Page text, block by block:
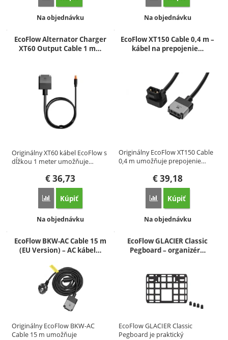
Dostupnosť:
Na objednávku Dostupnosť:
Na objednávku
EcoFlow Alternator Charger
XT60 Output Cable 1 m…
Originálny XT60 kábel EcoFlow s
dĺžkou 1 meter umožňuje…
€36,73
Porovnať
Kúpiť
Dostupnosť:
Na objednávku
EcoFlow XT150 Cable 0,4 m –
kábel na prepojenie…
Originálny EcoFlow XT150 Cable
0,4 m umožňuje prepojenie…
€39,18
Porovnať
Kúpiť
Dostupnosť:
Na objednávku
EcoFlow BKW-AC Cable 15 m
(EU Version) – AC kábel…
Originálny EcoFlow BKW-AC
Cable 15 m umožňuje
EcoFlow GLACIER Classic
Pegboard – organizér…
EcoFlow GLACIER Classic
Pegboard je praktický